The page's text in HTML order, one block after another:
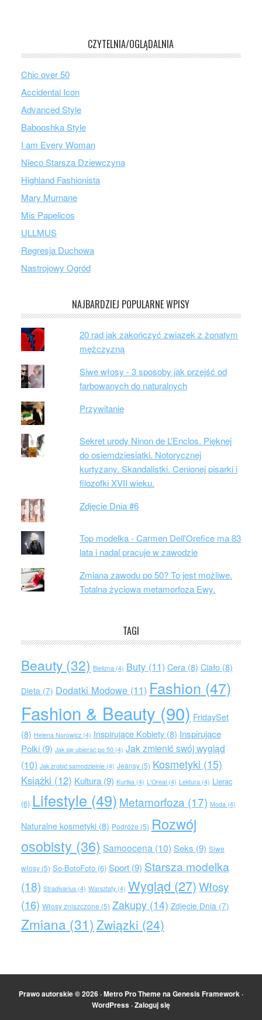
CZYTELNIA/OGLĄDALNIA
Chic over 50
Accidental Icon
Advanced Style
Babooshka Style
I am Every Woman
Nieco Starsza Dziewczyna
Highland Fashionista
Mary Murnane
Mis Papelicos
ULLMUS
Regresja Duchowa
Nastrojowy Ogród
NAJBARDZIEJ POPULARNE WPISY
20 rad jak zakończyć związek z żonatym
mężczyzną
Siwe włosy - 3 sposoby jak przejść od
farbowanych do naturalnych
Przywitanie
Sekret urody Ninon de L’Enclos. Pięknej
do osiemdziesiątki. Notorycznej
kurtyzany. Skandalistki. Cenionej pisarki i
filozofki XVII wieku.
Zdjęcie Dnia #6
Top modelka - Carmen Dell'Orefice ma 83
lata i nadal pracuje w zawodzie
Zmiana zawodu po 50? To jest możliwe.
Totalna życiowa metamorfoza Ewy.
TAGI
Beauty(32) Bielizna(4) Buty(11) Cera(8) Ciało(8)
Dieta(7) Dodatki Modowe(11) Fashion (47)
Fashion & Beauty (90) FridaySet
(8) Helena Norowicz(4) Inspirujące Kobiety(8) Inspirujące
Polki(9) Jak się ubierać po 50(4) Jak zmienić swój wygląd
(10) Jak zrobić samodzielnie(4) Jeansy(5) Kosmetyki (15)
Książki (12) Kultura(9) Kurtka(4) L'Oreal(4) Lektura(4) Lierac
(6) Lifestyle (49) Metamorfoza (17) Moda(4)
Naturalne kosmetyki(8) Podróże (5) Rozwój
osobisty (36) Samoocena(10) Seks (9) Siwe
włosy(5) So-BotoFoto(6) Sport(9) Starsza modelka
(18) Stradivarius(4) Warsztaty(4) Wygląd (27)Włosy
(16) Włosy zniszczone (5) Zakupy(14) Zdjęcie Dnia(7)
Zmiana (31) Związki (24)
Prawo autorskie © 2026 ·Metro Pro ThemenaGenesis Framework ·
WordPress ·Zaloguj się